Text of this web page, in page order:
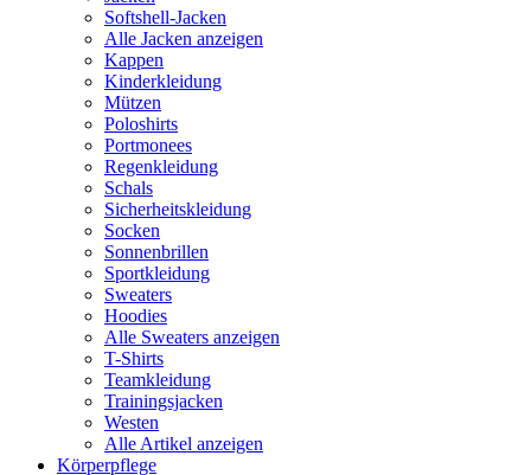
Softshell-Jacken
Alle Jacken anzeigen
Kappen
Kinderkleidung
Mützen
Poloshirts
Portmonees
Regenkleidung
Schals
Sicherheitskleidung
Socken
Sonnenbrillen
Sportkleidung
Sweaters
Hoodies
Alle Sweaters anzeigen
T-Shirts
Teamkleidung
Trainingsjacken
Westen
Alle Artikel anzeigen
Körperpflege